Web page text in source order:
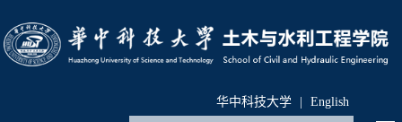
华中科技大学 | English